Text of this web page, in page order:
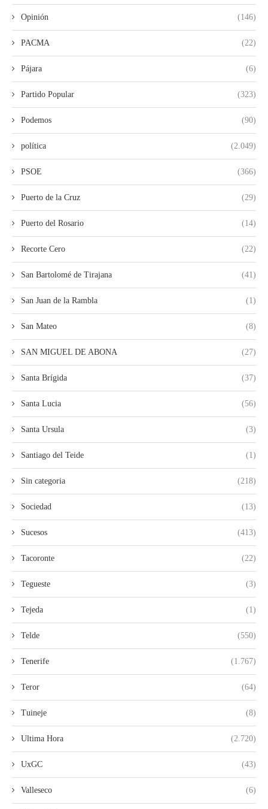
Opinión (146)
PACMA (22)
Pájara (6)
Partido Popular (323)
Podemos (90)
política (2.049)
PSOE (366)
Puerto de la Cruz (29)
Puerto del Rosario (14)
Recorte Cero (22)
San Bartolomé de Tirajana (41)
San Juan de la Rambla (1)
San Mateo (8)
SAN MIGUEL DE ABONA (27)
Santa Brígida (37)
Santa Lucia (56)
Santa Ursula (3)
Santiago del Teide (1)
Sin categoria (218)
Sociedad (13)
Sucesos (413)
Tacoronte (22)
Tegueste (3)
Tejeda (1)
Telde (550)
Tenerife (1.767)
Teror (64)
Tuineje (8)
Ultima Hora (2.720)
UxGC (43)
Valleseco (6)